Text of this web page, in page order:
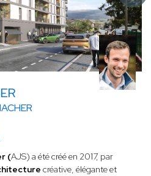
(AJS) a été créé en 2017, par
créative, élégante et